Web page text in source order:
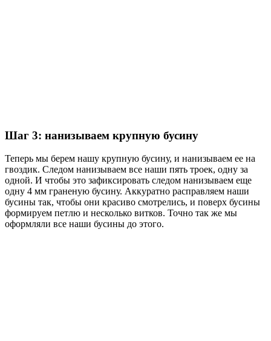
Шаг 3: нанизываем крупную бусину
Теперь мы берем нашу крупную бусину, и нанизываем ее на
гвоздик. Следом нанизываем все наши пять троек, одну за
одной. И чтобы это зафиксировать следом нанизываем еще
одну 4 мм граненую бусину. Аккуратно расправляем наши
бусины так, чтобы они красиво смотрелись, и поверх бусины
формируем петлю и несколько витков. Точно так же мы
оформляли все наши бусины до этого.